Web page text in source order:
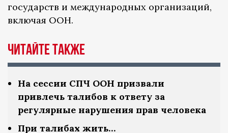
государств и международных организаций,
включая ООН.
Читайте также
На сессии СПЧ ООН призвали
привлечь талибов к ответу за
регулярные нарушения прав человека
При талибах жить…